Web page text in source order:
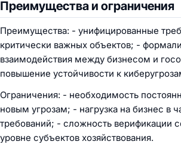
Преимущества и ограничения
Преимущества: - унифицированные
критически важных объектов; -
взаимодействия между бизнесом и
повышение устойчивости к
Ограничения: - необходимость
новым угрозам; - нагрузка на бизнес в
требований; - сложность верификации
уровне субъектов хозяйствования.